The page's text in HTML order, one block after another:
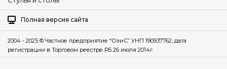
Полная версия сайта
2004 - 2025 © Частное предприятие “ОзиС” УНП 190937762, дата
регистрации в Торговом реестре РБ 26 июля 2014г.